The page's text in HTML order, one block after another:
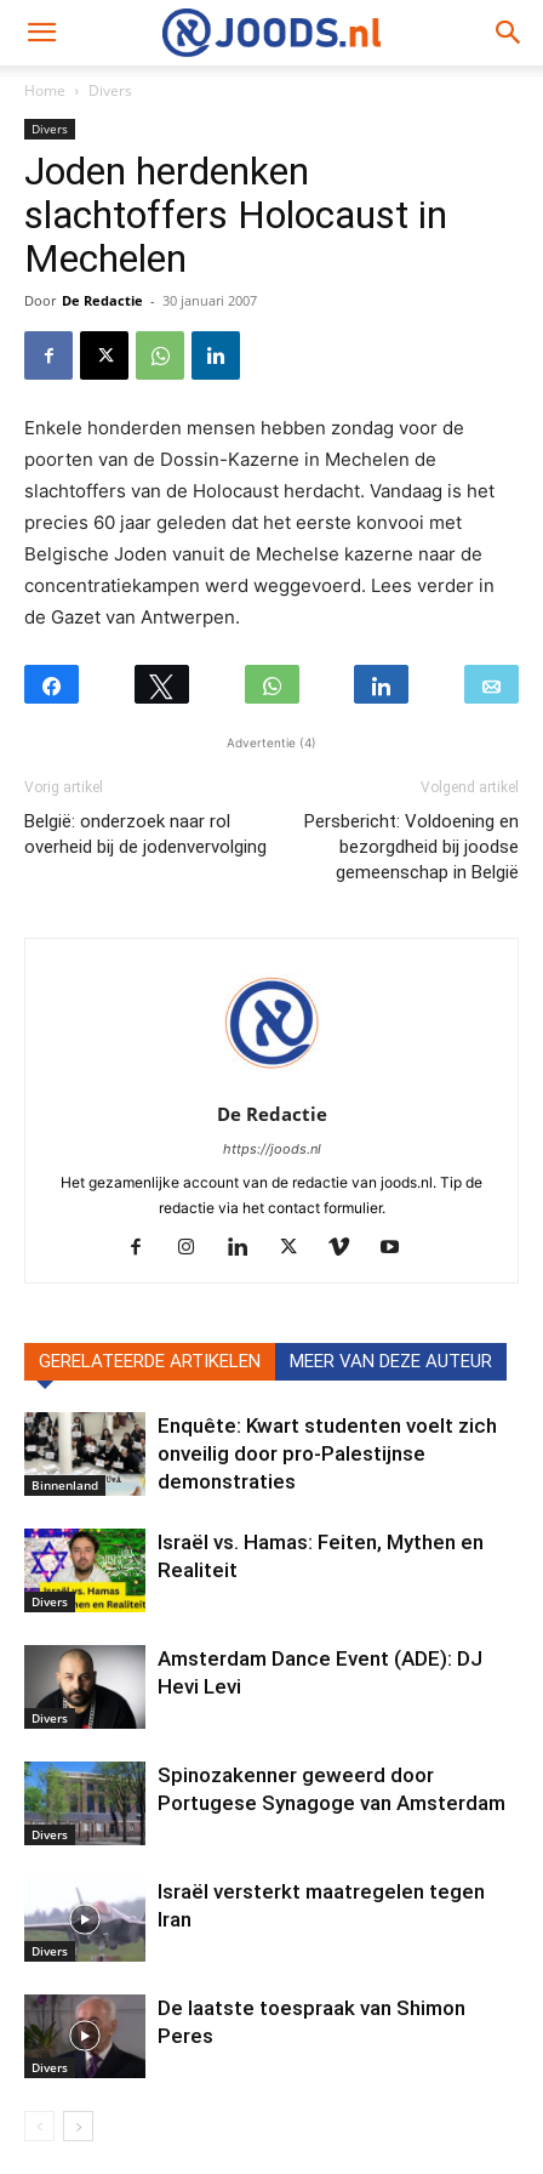
Home Divers
Divers
Joden herdenken
slachtoffers Holocaust in
Mechelen
Door De Redactie - 30 januari 2007
Enkele honderden mensen hebben zondag voor de
poorten van de Dossin-Kazerne in Mechelen de
slachtoffers van de Holocaust herdacht. Vandaag is het
precies 60 jaar geleden dat het eerste konvooi met
Belgische Joden vanuit de Mechelse kazerne naar de
concentratiekampen werd weggevoerd. Lees verder in
de Gazet van Antwerpen.
Advertentie (4)
Vorig artikel
België: onderzoek naar rol
overheid bij de jodenvervolging
Volgend artikel
Persbericht: Voldoening en
bezorgdheid bij joodse
gemeenschap in België
De Redactie
https://joods.nl
Het gezamenlijke account van de redactie van joods.nl. Tip de
redactie via het contact formulier.
GERELATEERDE ARTIKELEN MEER VAN DEZE AUTEUR
Binnenland
Enquête: Kwart studenten voelt zich
onveilig door pro-Palestijnse
demonstraties
Divers
Israël vs. Hamas: Feiten, Mythen en
Realiteit
Divers
Amsterdam Dance Event (ADE): DJ
Hevi Levi
Divers
Spinozakenner geweerd door
Portugese Synagoge van Amsterdam
Divers
Israël versterkt maatregelen tegen
Iran
Divers
De laatste toespraak van Shimon
Peres